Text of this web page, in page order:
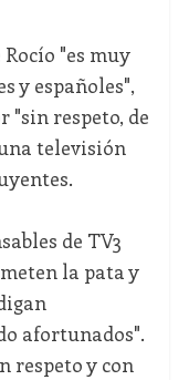
"es muy
y españoles",
"sin respeto, de
televisión
de TV3
la pata y
afortunados".
respeto y con